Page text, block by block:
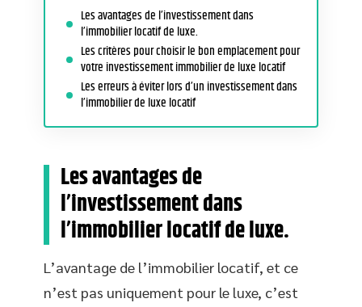
Les avantages de l’investissement dans
l’immobilier locatif de luxe.
Les critères pour choisir le bon emplacement pour
votre investissement immobilier de luxe locatif
Les erreurs à éviter lors d’un investissement dans
l’immobilier de luxe locatif
Les avantages de
l’investissement dans
l’immobilier locatif de luxe.
L’avantage de l’immobilier locatif, et ce
n’est pas uniquement pour le luxe, c’est